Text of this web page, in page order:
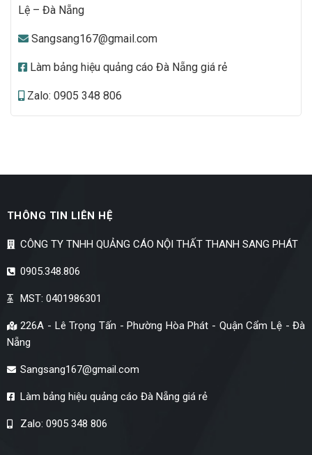
Lệ – Đà Nẵng
Sangsang167@gmail.com
Làm bảng hiệu quảng cáo Đà Nẵng giá rẻ
Zalo: 0905 348 806
THÔNG TIN LIÊN HỆ
CÔNG TY TNHH QUẢNG CÁO NỘI THẤT THANH SANG PHÁT
0905.348.806
MST: 0401986301
226A - Lê Trọng Tấn - Phường Hòa Phát - Quận Cẩm Lệ - Đà
Nẵng
Sangsang167@gmail.com
Làm bảng hiệu quảng cáo Đà Nẵng giá rẻ
Zalo: 0905 348 806